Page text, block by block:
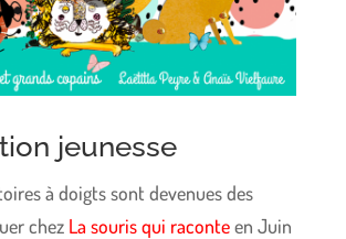
jeunesse
à doigts sont devenues des
chez La souris qui raconteen Juin